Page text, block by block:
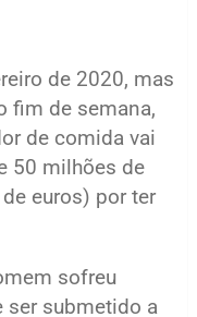
de 2020, mas
fim de semana,
de comida vai
50 milhões de
euros) por ter
sofreu
ser submetido a